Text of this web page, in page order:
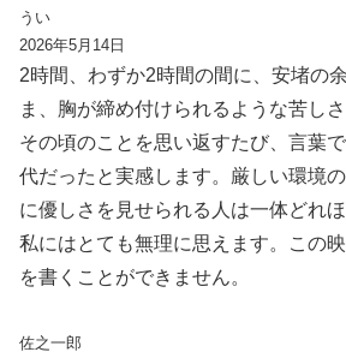
うい
2026年5月14日
2時間、わずか2時間の間に、安堵の
ま、胸が締め付けられるような苦し
その頃のことを思い返すたび、言葉
代だったと実感します。厳しい環境
に優しさを見せられる人は一体どれ
私にはとても無理に思えます。この
を書くことができません。
佐之一郎